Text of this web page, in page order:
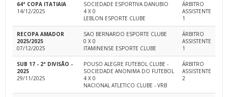
64ª COPA ITATIAIA
14/12/2025
SOCIEDADE ESPORTIVA DANUBIO
4 X 0
LEBLON ESPORTE CLUBE
ÁRBITRO
ASSISTENTE
1
RECOPA AMADOR
2025/2025
07/12/2025
SAO BERNARDO ESPORTE CLUBE
0 X 0
ITAMINENSE ESPORTE CLUBE
ÁRBITRO
ASSISTENTE
1
SUB 17 - 2ª DIVISÃO -
2025
29/11/2025
POUSO ALEGRE FUTEBOL CLUBE -
SOCIEDADE ANONIMA DO FUTEBOL
4 X 0
NACIONAL ATLETICO CLUBE - VRB
ÁRBITRO
ASSISTENTE
2